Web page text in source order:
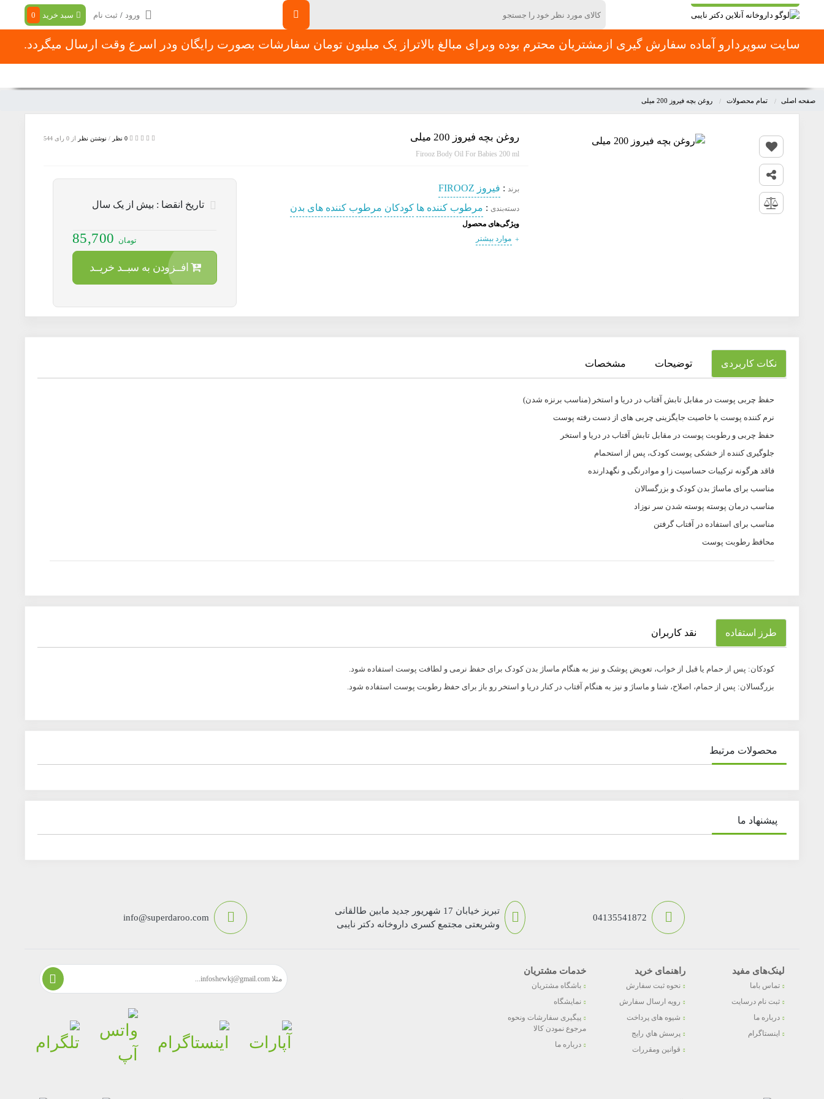
ورود / ثبت نام سبد خرید 0
سایت سوپردارو آماده سفارش گیری ازمشتریان محترم بوده وبرای مبالغ بالاتراز یک میلیون تومان سفارشات بصورت رایگان ودر اسرع وقت ارسال میگردد.
صفحه اصلی تمام محصولات روغن بچه فیروز 200 میلی
روغن بچه فیروز 200 میلی
Firooz Body Oil For Babies 200 ml
0 نظر / نوشتن نظر از 0 رای 544
برند : فیروز FIROOZ
دسته‌بندی : مرطوب کننده ها کودکان مرطوب کننده های بدن
ویژگی‌های محصول
موارد بیشتر
تاریخ انقضا : بیش از یک سال
85,700 تومان
افــزودن به سبــد خریــد
نکات کاربردی توضیحات مشخصات
حفظ چربی پوست در مقابل تابش آفتاب در دریا و استخر (مناسب برنزه شدن)
نرم کننده پوست با خاصیت جایگزینی چربی های از دست رفته پوست
حفظ چربی و رطوبت پوست در مقابل تابش آفتاب در دریا و استخر
جلوگیری کننده از خشکی پوست کودک، پس از استحمام
فاقد هرگونه ترکیبات حساسیت زا و موادرنگی و نگهدارنده
مناسب برای ماساژ بدن کودک و بزرگسالان
مناسب درمان پوسته پوسته شدن سر نوزاد
مناسب برای استفاده در آفتاب گرفتن
محافظ رطوبت پوست
طرز استفاده نقد کاربران
کودکان: پس از حمام یا قبل از خواب، تعویض پوشک و نیز به هنگام ماساژ بدن کودک برای حفظ نرمی و لطافت پوست استفاده شود.
بزرگسالان: پس از حمام، اصلاح، شنا و ماساژ و نیز به هنگام آفتاب در کنار دریا و استخر رو باز برای حفظ رطوبت پوست استفاده شود.
محصولات مرتبط
پیشنهاد ما
04135541872
تبریز خیابان 17 شهریور جدید مابین طالقانی
وشریعتی مجتمع کسری داروخانه دکتر نایبی
info@superdaroo.com
لینک‌های مفید
تماس باما
ثبت نام درسایت
درباره ما
اینستاگرام
راهنمای خرید
نحوه ثبت سفارش
رویه ارسال سفارش
شیوه های پرداخت
پرسش هاي رايج
قوانین ومقررات
خدمات مشتریان
باشگاه مشتریان
نمایشگاه
پیگیری سفارشات ونحوه
مرجوع نمودن کالا
درباره ما